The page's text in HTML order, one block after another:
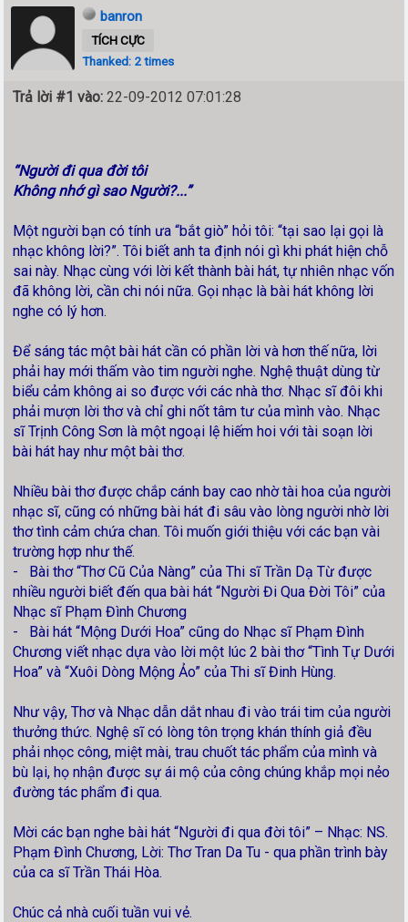
banron
TÍCH CỰC
Thanked: 2 times
Trả lời #1 vào: 22-09-2012 07:01:28
“Người đi qua đời tôi
Không nhớ gì sao Người?...”
Một người bạn có tính ưa “bắt giò” hỏi tôi: “tại sao lại gọi là
nhạc không lời?”. Tôi biết anh ta định nói gì khi phát hiện chỗ
sai này. Nhạc cùng với lời kết thành bài hát, tự nhiên nhạc vốn
đã không lời, cần chi nói nữa. Gọi nhạc là bài hát không lời
nghe có lý hơn.
Để sáng tác một bài hát cần có phần lời và hơn thế nữa, lời
phải hay mới thấm vào tim người nghe. Nghệ thuật dùng từ
biểu cảm không ai so được với các nhà thơ. Nhạc sĩ đôi khi
phải mượn lời thơ và chỉ ghi nốt tâm tư của mình vào. Nhạc
sĩ Trịnh Công Sơn là một ngoại lệ hiếm hoi với tài soạn lời
bài hát hay như một bài thơ.
Nhiều bài thơ được chắp cánh bay cao nhờ tài hoa của người
nhạc sĩ, cũng có những bài hát đi sâu vào lòng người nhờ lời
thơ tình cảm chứa chan. Tôi muốn giới thiệu với các bạn vài
trường hợp như thế.
- Bài thơ “Thơ Cũ Của Nàng” của Thi sĩ Trần Dạ Từ được
nhiều người biết đến qua bài hát “Người Đi Qua Đời Tôi” của
Nhạc sĩ Phạm Đình Chương
- Bài hát “Mộng Dưới Hoa” cũng do Nhạc sĩ Phạm Đình
Chương viết nhạc dựa vào lời một lúc 2 bài thơ “Tình Tự Dưới
Hoa” và “Xuôi Dòng Mộng Ảo” của Thi sĩ Đinh Hùng.
Như vậy, Thơ và Nhạc dẫn dắt nhau đi vào trái tim của người
thưởng thức. Nghệ sĩ có lòng tôn trọng khán thính giả đều
phải nhọc công, miệt mài, trau chuốt tác phẩm của mình và
bù lại, họ nhận được sự ái mộ của công chúng khắp mọi nẻo
đường tác phẩm đi qua.
Mời các bạn nghe bài hát “Người đi qua đời tôi” – Nhạc: NS.
Phạm Đình Chương, Lời: Thơ Tran Da Tu - qua phần trình bày
của ca sĩ Trần Thái Hòa.
Chúc cả nhà cuối tuần vui vẻ.